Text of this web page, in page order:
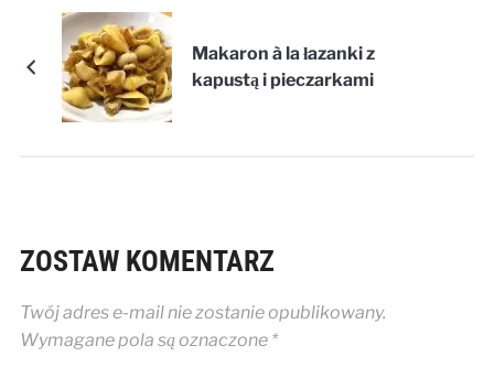
Makaron à la łazanki z
kapustą i pieczarkami
ZOSTAW KOMENTARZ
Twój adres e-mail nie zostanie opublikowany.
Wymagane pola są oznaczone *